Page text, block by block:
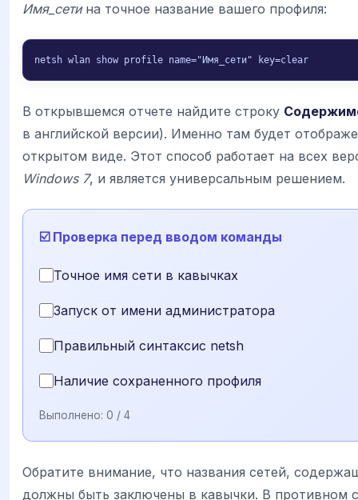
Имя_сетина точное название вашего профиля:
netsh wlan show profile name="Имя_сети" key=clear
В открывшемся отчете найдите строку
в английской версии). Именно там будет
открытом виде. Этот способ работает на всех
Windows 7, и является универсальным решением.
☑️ Проверка перед вводом команды
Точное имя сети в кавычках
Запуск от имени администратора
Правильный синтаксис netsh
Наличие сохраненного профиля
Выполнено: 0 / 4
Обратите внимание, что названия сетей,
должны быть заключены в кавычки. В противном